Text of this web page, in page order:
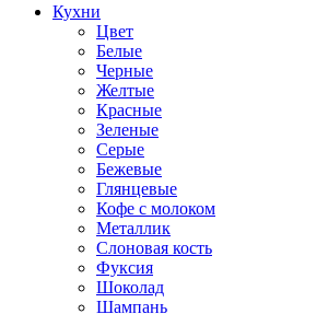
Кухни
Цвет
Белые
Черные
Желтые
Красные
Зеленые
Серые
Бежевые
Глянцевые
Кофе с молоком
Металлик
Слоновая кость
Фуксия
Шоколад
Шампань